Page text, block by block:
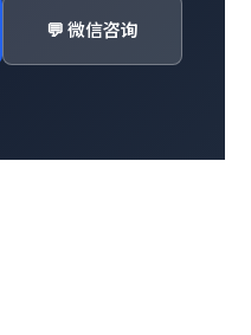
💬 微信咨询